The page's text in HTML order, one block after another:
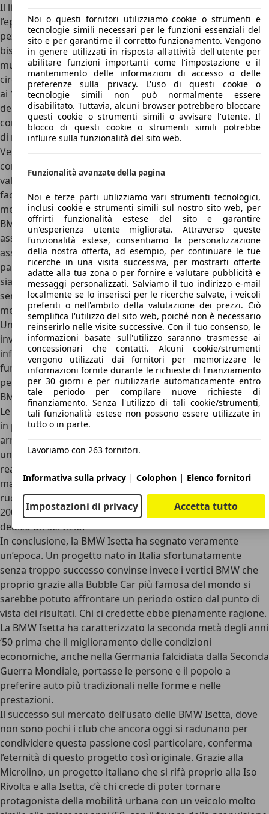
Il listino prezzi della BMW Isetta
l’epoca: ricordiamo che la Germania usciva letteralmente a
pezzi dal secondo conflitto mondiale e il popolo aveva
bisogno di una vettura economica con la quale potersi
muovere e ripartire. Con il prezzo della BMW Isetta pari a
circa 2.250 marchi tedeschi, equiparabili a una cifra vicina
ai 1.300 euro di oggi, si rendeva accessibile ad ampie fasce
della popolazione l’accesso a questo tipo di vettura che
compiva il suo compito principale, quello di farsi notare e
di muovere le persone.
Vennero vendute 161.728 Isette negli 8 anni della sua
commercializzazione e oggi, sul mercato dell’usato, le
valutazioni rimangono ancora alte. Specie considerando la
facilità del restauro di queste vetture, visti i pochi pezzi
meccanici che le compongono, ancora oggi il dipartimento
BMW Classic fornisce tutta una serie di ricambi originali e
assiste chi compra una BMW Isetta d’epoca con la sua
assistenza e competenza. Ad esempio è consigliata una
particolare manutenzione del motore, sia della Isetta 250
sia della Isetta 300, perché all’epoca si era soliti guidare
sempre al massimo della potenza e ciò sforzava le parti
meccaniche del piccolo motore.
Un’Isetta restaurata a regola d’arte richiede un
investimento tra i 50.000 e i 60.000 euro. Con budget
inferiori, ovviamente, si trovano Isetta perfettamente
funzionanti ma nello stato originale, nessuna di queste
però è presente in Italia.
BMW Isetta: conclusioni
Le concorrenti della BMW Isetta non sono state tante, una
in particolare risponde al nome di
arrivò verso la fine della “carriera” della Isetta ma ottenne
un primato che la fa ricordare oggi per essere stata
realmente l’auto più piccola, omologata per la circolazione,
mai costruita. Lunga appena 1,34 metri, poggiava su tre
ruote a differenza della Isetta ed è tornata alla ribalta nel
2008 quando il conduttore di Top Gear Jeremy Clarkson le
dedicò un servizio.
In conclusione, la BMW Isetta ha segnato veramente
un’epoca. Un progetto nato in Italia sfortunatamente
senza troppo successo convinse invece i vertici BMW che
proprio grazie alla Bubble Car più famosa del mondo si
sarebbe potuto affrontare un periodo ostico dal punto di
vista dei risultati. Chi ci credette ebbe pienamente ragione.
La BMW Isetta ha caratterizzato la seconda metà degli anni
‘50 prima che il miglioramento delle condizioni
economiche, anche nella Germania falcidiata dalla Seconda
Guerra Mondiale, portasse le persone e il popolo a
preferire auto più tradizionali nelle forme e nelle
prestazioni.
Il successo sul mercato dell’usato delle BMW Isetta, dove
non sono pochi i club che ancora oggi si radunano per
condividere questa passione così particolare, conferma
l’eternità di questo progetto così originale. Grazie alla
Microlino, un progetto italiano che si rifà proprio alla Iso
Rivolta e alla Isetta, c’è chi crede di poter tornare
protagonista della mobilità urbana con un veicolo molto
Noi o questi fornitori utilizziamo cookie o strumenti e
tecnologie simili necessari per le funzioni essenziali del
sito e per garantirne il corretto funzionamento. Vengono
in genere utilizzati in risposta all'attività dell'utente per
abilitare funzioni importanti come l'impostazione e il
mantenimento delle informazioni di accesso o delle
preferenze sulla privacy. L'uso di questi cookie o
tecnologie simili non può normalmente essere
disabilitato. Tuttavia, alcuni browser potrebbero bloccare
questi cookie o strumenti simili o avvisare l'utente. Il
blocco di questi cookie o strumenti simili potrebbe
influire sulla funzionalità del sito web.
Funzionalità avanzate della pagina
Noi e terze parti utilizziamo vari strumenti tecnologici,
inclusi cookie e strumenti simili sul nostro sito web, per
offrirti funzionalità estese del sito e garantire
un'esperienza utente migliorata. Attraverso queste
funzionalità estese, consentiamo la personalizzazione
della nostra offerta, ad esempio, per continuare le tue
ricerche in una visita successiva, per mostrarti offerte
adatte alla tua zona o per fornire e valutare pubblicità e
messaggi personalizzati. Salviamo il tuo indirizzo e-mail
localmente se lo inserisci per le ricerche salvate, i veicoli
preferiti o nell'ambito della valutazione dei prezzi. Ciò
semplifica l'utilizzo del sito web, poiché non è necessario
reinserirlo nelle visite successive. Con il tuo consenso, le
informazioni basate sull'utilizzo saranno trasmesse ai
concessionari che contatti. Alcuni cookie/strumenti
vengono utilizzati dai fornitori per memorizzare le
informazioni fornite durante le richieste di finanziamento
per 30 giorni e per riutilizzarle automaticamente entro
tale periodo per compilare nuove richieste di
finanziamento. Senza l'utilizzo di tali cookie/strumenti,
tali funzionalità estese non possono essere utilizzate in
tutto o in parte.
Lavoriamo con 263 fornitori.
Informativa sulla privacy | Colophon | Elenco fornitori
Impostazioni di privacy Accetta tutto